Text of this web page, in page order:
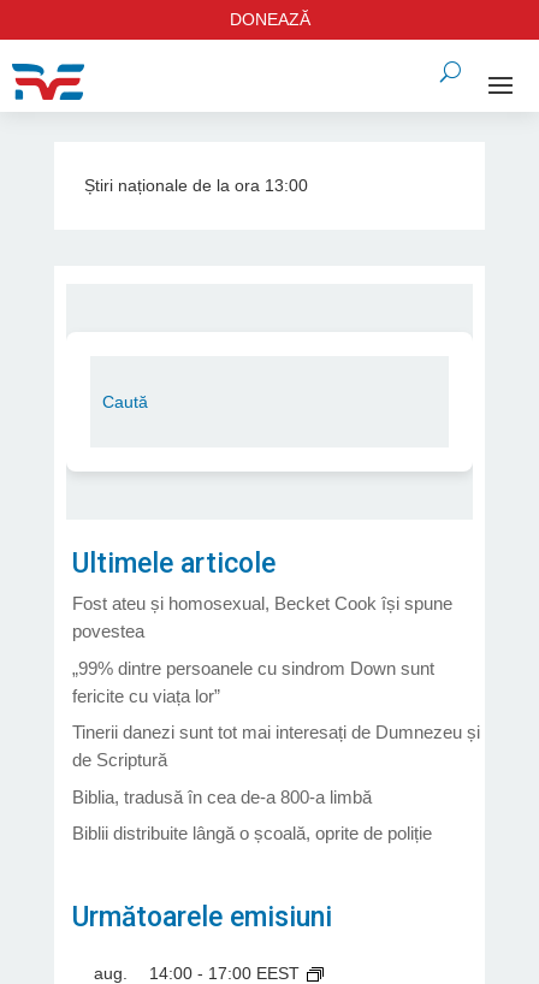
DONEAZĂ
Știri naționale de la ora 13:00
Ultimele articole
Fost ateu și homosexual, Becket Cook își spune
povestea
„99% dintre persoanele cu sindrom Down sunt
fericite cu viața lor”
Tinerii danezi sunt tot mai interesați de Dumnezeu și
de Scriptură
Biblia, tradusă în cea de-a 800-a limbă
Biblii distribuite lângă o școală, oprite de poliție
Următoarele emisiuni
aug.
14:00- 17:00 EEST